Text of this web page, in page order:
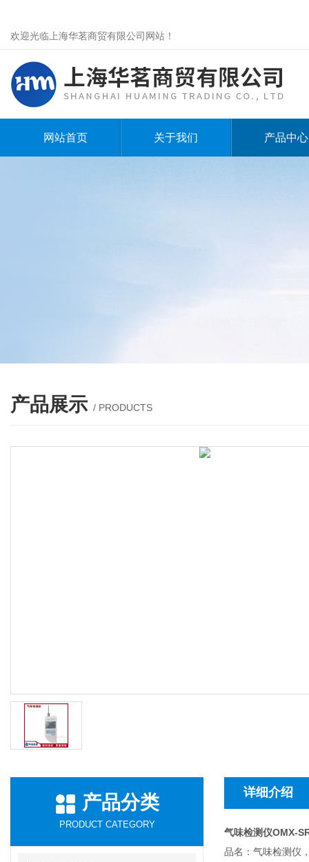
欢迎光临上海华茗商贸有限公司网站！
网站首页 关于我们 产品中心
产品展示 / PRODUCTS
产品分类
PRODUCT CATEGORY
详细介绍
气味检测仪OMX-
品名：气味检测仪